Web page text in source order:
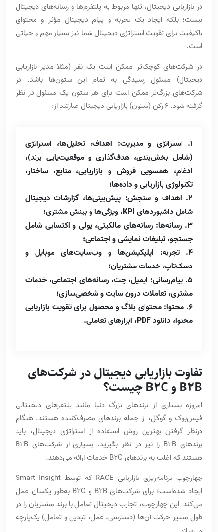
در بازاریابی دیجیتال، تنها مربوط به پلتفرم‌ها و رسانه‌های دیجیتال
نیست؛ بلکه ایجاد یک تجربه و پیام دیجیتال مؤثر و محتوای
باکیفیت برای تقویت استراتژی دیجیتال شما نیز بسیار مهم و حیاتی
است.
در شرکت‌های کوچک‌تر ممکن است یک نفر (مثلا مدیر بازاریابی
دیجیتال) مسئول رسیدگی به تمام این ستون‌ها باشد. در
شرکت‌های بزرگ‌تر ممکن است برای هر ستون یک مسئول در نظر
گرفته شود. 6 رکن (ستون) بازاریابی دیجیتال عبارتند از:
1. استراتژی و مدیریت: اهداف، تحلیل‌‌ها، استراتژی
(شامل بخش‌بندی، هدف‌گذاری و موقعیت‌یابی برند)،
ادغام، همسویی فروش و بازاریابی، منابع، ساختار،
تکنولوژی بازاریابی و داده‌ها؛
2. اهداف و سنجش: پیش‌بینی‌ها، گزارشات دیجیتال
شامل داشبوردهای KPI، ویژگی‌ها و بینش مشتری؛
3. رسانه‌ها: رسانه‌های مالکیتی، پولی و اکتسابی شامل
جستجو، تبلیغات نمایشی و اجتماعی؛
4. تجربه: اپلیکیشن‌ها و وب‌سایت‌های موبایل و
دسک‌تاپ، خدمات مشتریان؛
5. پیام‌رسانی: ایمیل، چت، رسانه‌های اجتماعی، خدمات
مشتری، تعاملات درون سایت و شخصی‌سازی؛
6. محتوا: محتوای بلاگ و محصول برای تقویت بازاریابی
محتوا، دانلود PDF، ابزارهای تعاملی.
تفاوت بازاریابی دیجیتال در شرکت‌های
B2B و B2C چیست؟
امروزه بسیاری از برندهای بزرگ دنیا مانند پلتفرهای دیجیتالی
فیس‌بوک و گوگل، از جمله برندهای مصرف‌کننده هستند. هنگام
درنظر گرفتن بهترین روش استفاده از استراتژی دیجیتال، باید
برندهای B2B را نیز در نظر بگیرید. بسیاری از شرکت‌های B2B
هستند که اغلب به برندهای B2C خدمات ارائه می‌دهند.
چهارچوب برنامه‌ریزی بازاریابی RACE که توسط Smart Insight
ایجاد شده‌‌است؛ برای شرکت‌های B2B و B2C به‌طور یکسان عمل
می‌کند. این چهارچوب، تجارب دیجیتال تعامل با برند مشتریان را در
طول مسیر حرکت آن‌ها (دسترسی، عمل، تبدیل و تعامل) یک‌پارچه